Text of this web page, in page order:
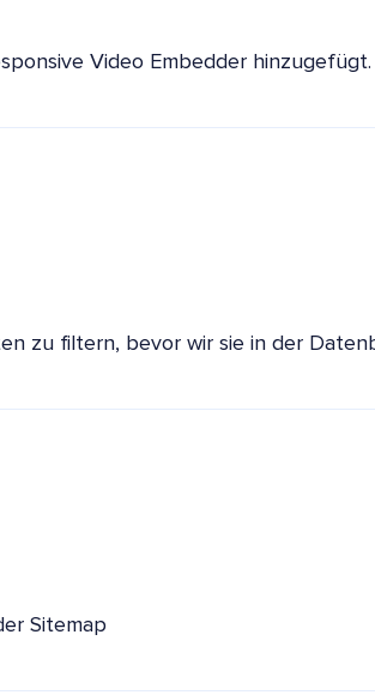
Video Embedder hinzugefügt.
zu filtern, bevor wir sie in der
Sitemap